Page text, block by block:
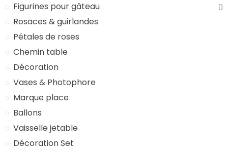
Figurines pour gâteau
Rosaces & guirlandes
Pétales de roses
Chemin table
Décoration
Vases & Photophore
Marque place
Ballons
Vaisselle jetable
Décoration Set